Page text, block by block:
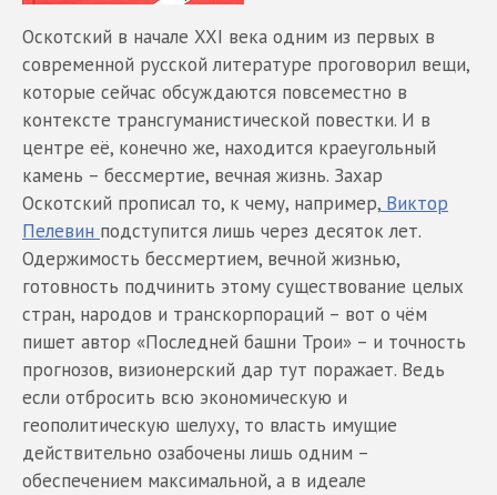
Оскотский в начале XXI века одним из первых в
современной русской литературе проговорил вещи,
которые сейчас обсуждаются повсеместно в
контексте трансгуманистической повестки. И в
центре её, конечно же, находится краеугольный
камень – бессмертие, вечная жизнь. Захар
Оскотский прописал то, к чему, например, Виктор
Пелевин подступится лишь через десяток лет.
Одержимость бессмертием, вечной жизнью,
готовность подчинить этому существование целых
стран, народов и транскорпораций – вот о чём
пишет автор «Последней башни Трои» – и точность
прогнозов, визионерский дар тут поражает. Ведь
если отбросить всю экономическую и
геополитическую шелуху, то власть имущие
действительно озабочены лишь одним –
обеспечением максимальной, а в идеале